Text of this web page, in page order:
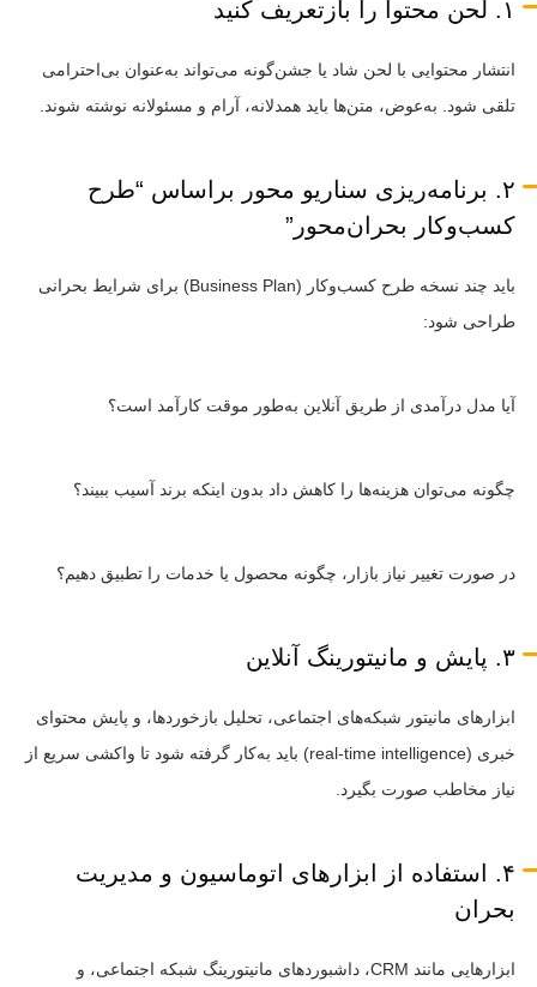
۱. لحن محتوا را بازتعریف کنید
انتشار محتوایی با لحن شاد یا جشن‌گونه می‌تواند به‌عنوان بی‌احترامی
تلقی شود. به‌عوض، متن‌ها باید همدلانه، آرام و مسئولانه نوشته شوند.
۲. برنامه‌ریزی سناریو محور براساس “طرح
کسب‌وکار بحران‌محور”
باید چند نسخه طرح کسب‌وکار (Business Plan) برای شرایط بحرانی
طراحی شود:
آیا مدل درآمدی از طریق آنلاین به‌طور موقت کارآمد است؟
چگونه می‌توان هزینه‌ها را کاهش داد بدون اینکه برند آسیب ببیند؟
در صورت تغییر نیاز بازار، چگونه محصول یا خدمات را تطبیق دهیم؟
۳. پایش و مانیتورینگ آنلاین
ابزارهای مانیتور شبکه‌های اجتماعی، تحلیل بازخوردها، و پایش محتوای
خبری (real-time intelligence) باید به‌کار گرفته شود تا واکشی سریع از
نیاز مخاطب صورت بگیرد.
۴. استفاده از ابزارهای اتوماسیون و مدیریت
بحران
ابزارهایی مانند CRM، داشبوردهای مانیتورینگ شبکه اجتماعی، و